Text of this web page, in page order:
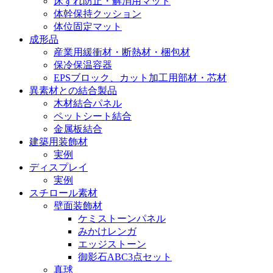
体幹保持クッション
体位固定マット
成形品
産業用緩衝材・断熱材・梱包材
保冷保温容器
EPSブロック、カット加工用部材・芯材
異素材との結合製品
木材結合パネル
ペットシート結合
金属板結合
建築用装飾材
実例
ディスプレイ
実例
スチロール素材
壁面装飾材
ケミストーンパネル
みかけレンガ
エッジストーン
御影石ABC3点セット
真球